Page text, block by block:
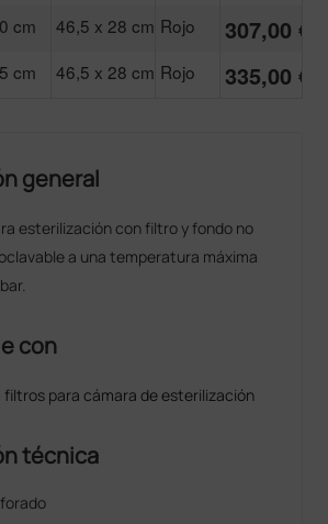
cm 46,5 x 28 cm Rojo 307,00 €
cm 46,5 x 28 cm Rojo 335,00 €
general
esterilización con filtro y fondo no
a una temperatura máxima
con
filtros para cámara de esterilización
técnica